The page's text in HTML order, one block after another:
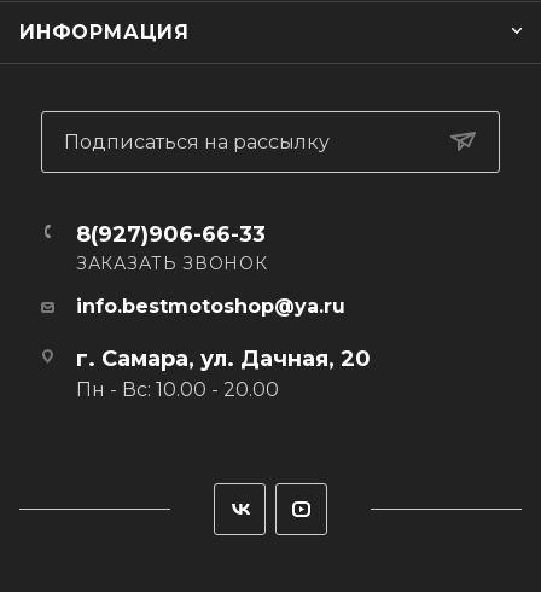
ИНФОРМАЦИЯ
г. Самара, ул. Дачная, 20
Пн - Вс: 10.00 - 20.00
Подписаться на рассылку
8(927)906-66-33
ЗАКАЗАТЬ ЗВОНОК
info.bestmotoshop@ya.ru